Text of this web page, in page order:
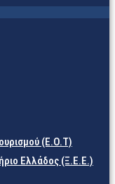
(Ε.Ο.Τ)
Ελλάδος (Ξ.Ε.Ε.)